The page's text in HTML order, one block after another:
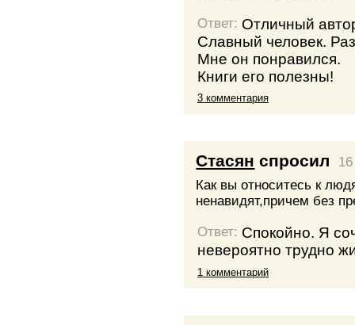
Ответ: Отличный
Славный человек.
Мне он понравился.
Книги его полезны!
3 комментария
Стасян спросил
Как вы относитесь к
ненавидят,причем без
Ответ: Спокойно. Я
невероятно трудно
1 комментарий